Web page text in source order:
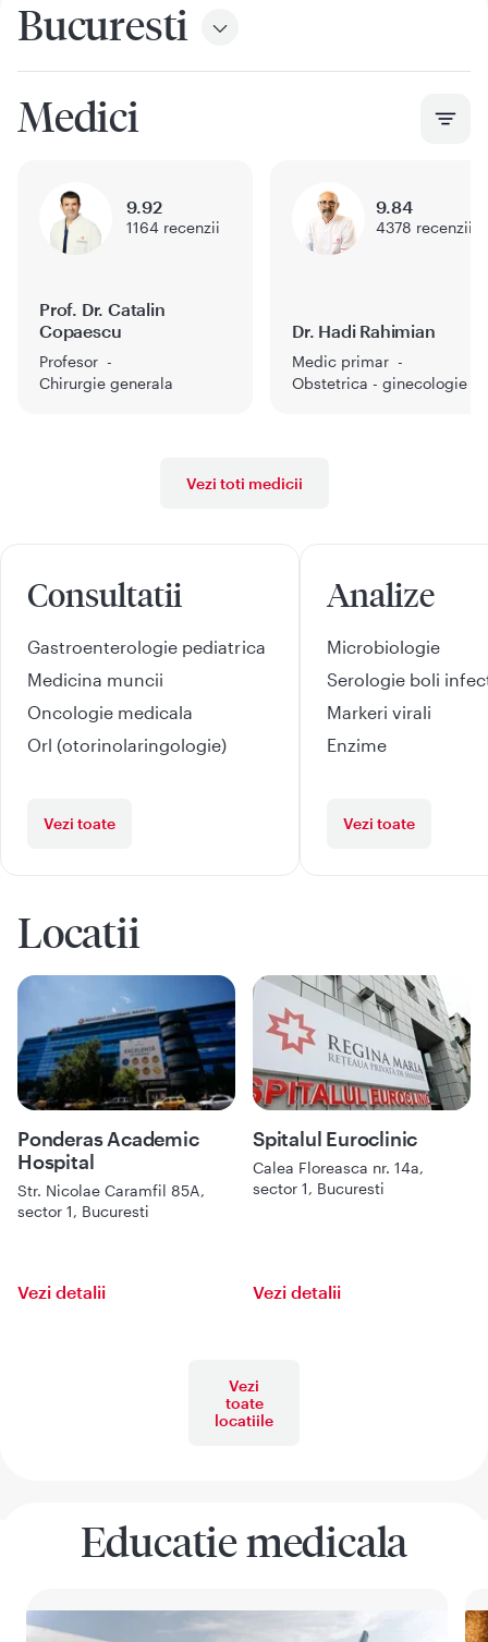
Bucuresti
Medici
Prof. Dr. Catalin
Copaescu
Profesor
Chirurgie generala
9.92
1164 recenzii
Dr. Hadi Rahimian
Medic primar
Obstetrica - ginecologie
9.84
4378 recenzii
Vezi toti medicii
Consultatii
Gastroenterologie pediatrica
Medicina muncii
Oncologie medicala
Orl (otorinolaringologie)
Vezi toate
Analize
Microbiologie
Serologie boli
Markeri virali
Enzime
Vezi toate
Locatii
Ponderas Academic
Hospital
Str. Nicolae Caramfil 85A,
sector 1, Bucuresti
Vezi detalii
Spitalul Euroclinic
Calea Floreasca nr. 14a,
sector 1, Bucuresti
Vezi detalii
Vezi
toate
locatiile
Educatie medicala